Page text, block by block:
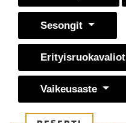
Sesongit
Erityisruokavaliot
Vaikeusaste